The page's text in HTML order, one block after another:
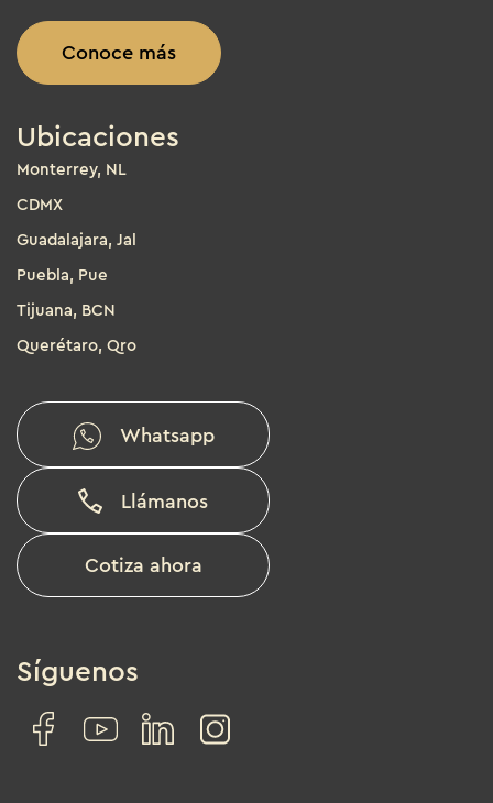
Conoce más
Ubicaciones
Monterrey, NL
CDMX
Guadalajara, Jal
Puebla, Pue
Tijuana, BCN
Querétaro, Qro
Whatsapp
Llámanos
Cotiza ahora
Síguenos